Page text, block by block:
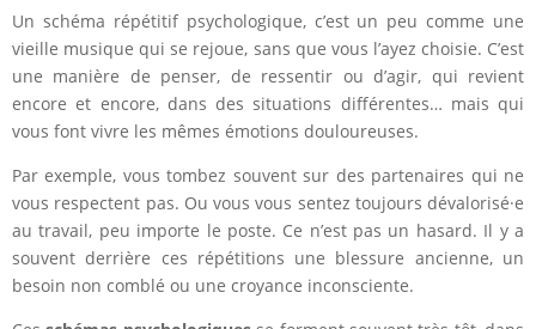
Un schéma répétitif psychologique, c’est un peu comme une
vieille musique qui se rejoue, sans que vous l’ayez choisie. C’est
une manière de penser, de ressentir ou d’agir, qui revient
encore et encore, dans des situations différentes… mais qui
vous font vivre les mêmes émotions douloureuses.
Par exemple, vous tombez souvent sur des partenaires qui ne
vous respectent pas. Ou vous vous sentez toujours dévalorisé·e
au travail, peu importe le poste. Ce n’est pas un hasard. Il y a
souvent derrière ces répétitions une blessure ancienne, un
besoin non comblé ou une croyance inconsciente.